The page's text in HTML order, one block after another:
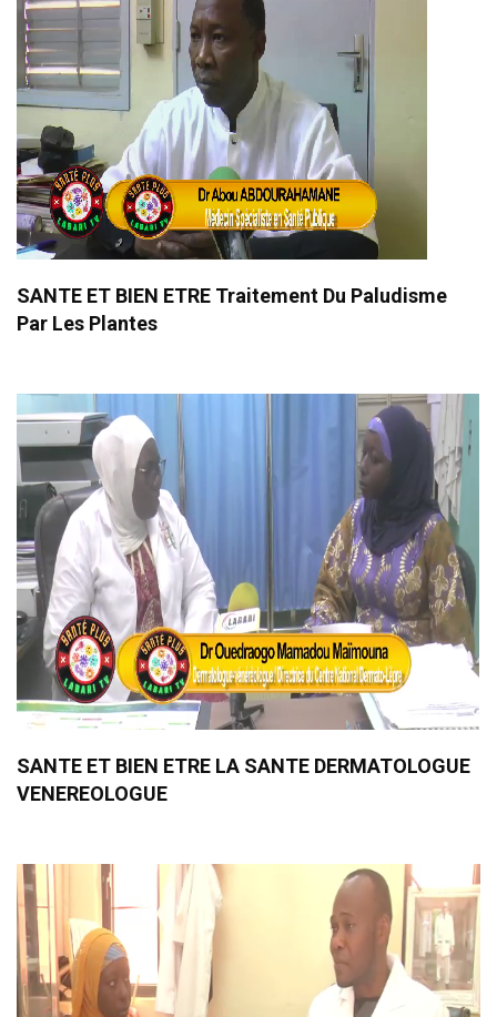
SANTE ET BIEN ETRE Traitement Du Paludisme
Par Les Plantes
SANTE ET BIEN ETRE LA SANTE DERMATOLOGUE
VENEREOLOGUE